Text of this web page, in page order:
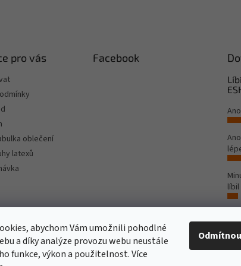
abychom Vám umožnili pohodlné
a díky analýze provozu webu neustále
funkce, výkon a použitelnost. Více
pro vás
oblečení
latexů
Facebook
líbil
Rinat Europe www.sport4outlet.cz